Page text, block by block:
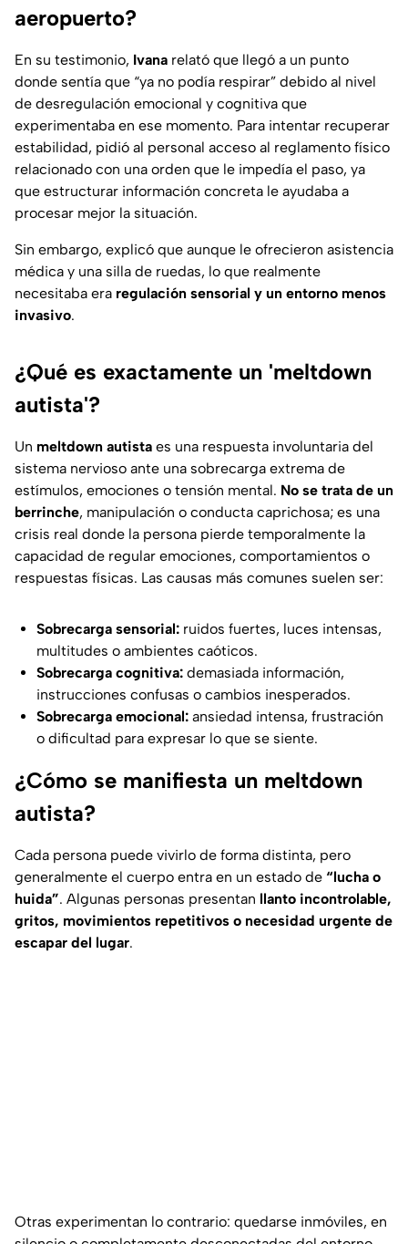
aeropuerto?
En su testimonio, Ivana relató que llegó a un punto
donde sentía que “ya no podía respirar” debido al nivel
de desregulación emocional y cognitiva que
experimentaba en ese momento. Para intentar recuperar
estabilidad, pidió al personal acceso al reglamento físico
relacionado con una orden que le impedía el paso, ya
que estructurar información concreta le ayudaba a
procesar mejor la situación.
Sin embargo, explicó que aunque le ofrecieron asistencia
médica y una silla de ruedas, lo que realmente
necesitaba era regulación sensorial y un entorno menos
invasivo.
¿Qué es exactamente un 'meltdown
autista'?
Un meltdown autista es una respuesta involuntaria del
sistema nervioso ante una sobrecarga extrema de
estímulos, emociones o tensión mental. No se trata de un
berrinche, manipulación o conducta caprichosa; es una
crisis real donde la persona pierde temporalmente la
capacidad de regular emociones, comportamientos o
respuestas físicas. Las causas más comunes suelen ser:
Sobrecarga sensorial: ruidos fuertes, luces intensas,
multitudes o ambientes caóticos.
Sobrecarga cognitiva: demasiada información,
instrucciones confusas o cambios inesperados.
Sobrecarga emocional: ansiedad intensa, frustración
o dificultad para expresar lo que se siente.
¿Cómo se manifiesta un meltdown
autista?
Cada persona puede vivirlo de forma distinta, pero
generalmente el cuerpo entra en un estado de “lucha o
huida”. Algunas personas presentan llanto incontrolable,
gritos, movimientos repetitivos o necesidad urgente de
escapar del lugar.
Otras experimentan lo contrario: quedarse inmóviles, en